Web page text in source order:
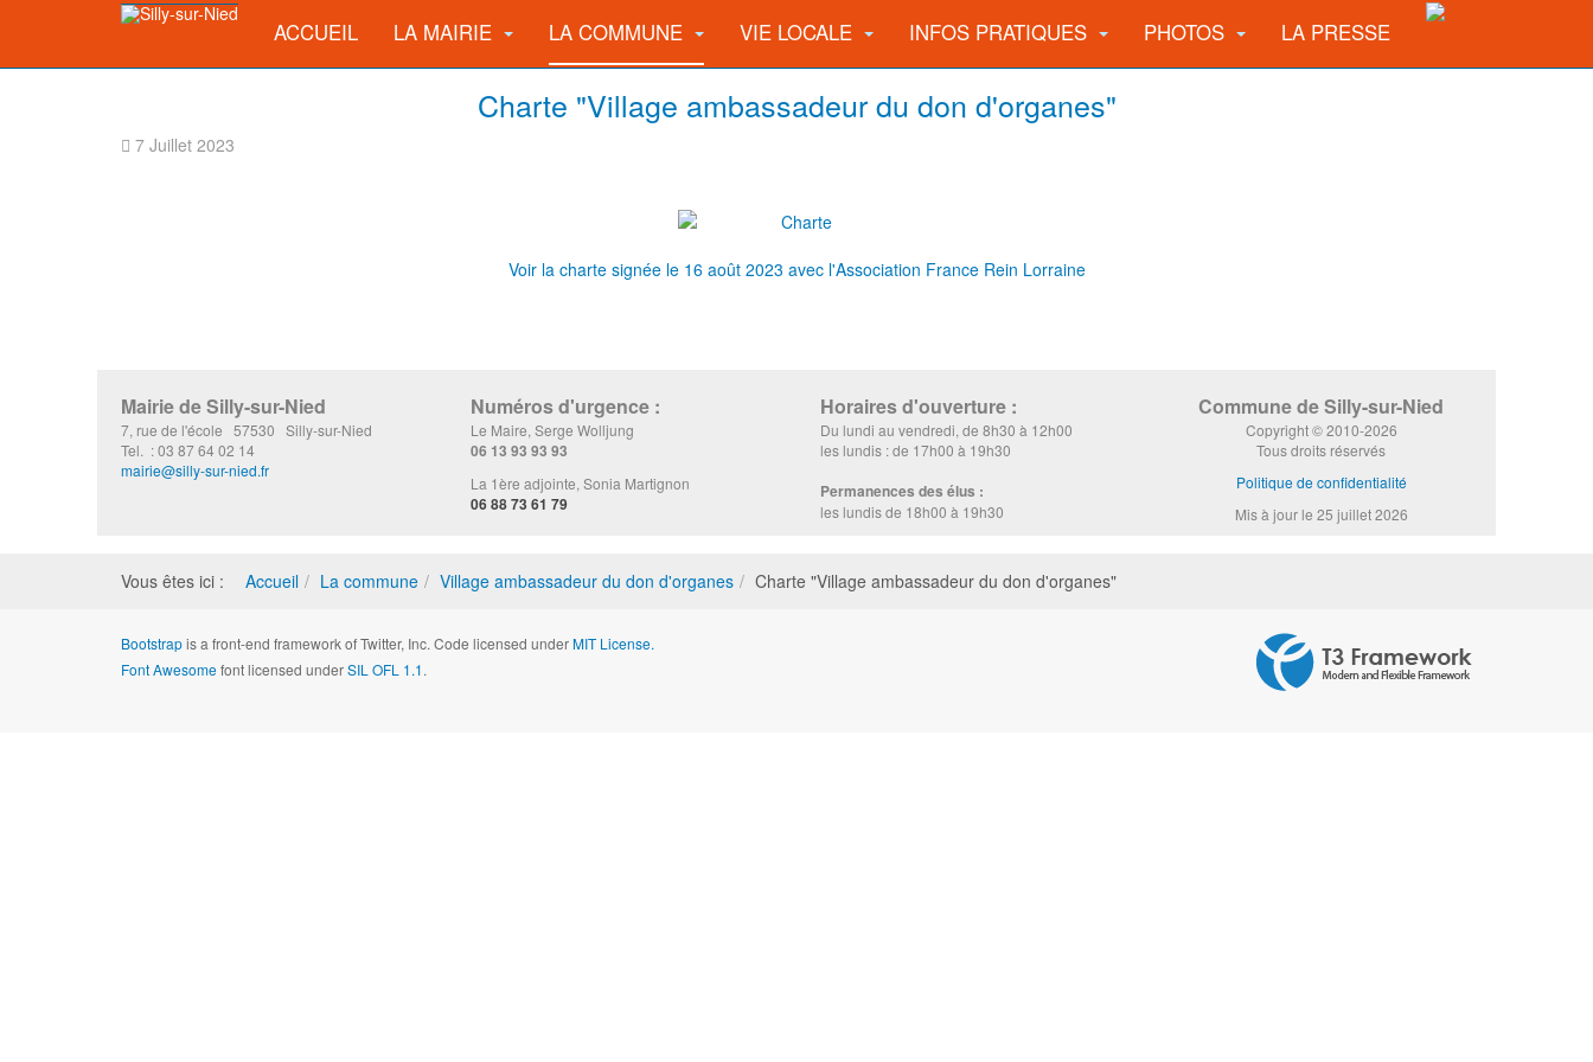
ACCUEIL LA MAIRIE LA COMMUNE VIE LOCALE INFOS PRATIQUES PHOTOS LA PRESSE
Charte "Village ambassadeur du don d'organes"
7 Juillet 2023
Voir la charte signée le 16 août 2023 avec l'Association France Rein Lorraine
Mairie de Silly-sur-Nied
7, rue de l'école 57530 Silly-sur-Nied
Tel. : 03 87 64 02 14
mairie@silly-sur-nied.fr
Numéros d'urgence :
Le Maire, Serge Wolljung
06 13 93 93 93
La 1ère adjointe, Sonia Martignon
06 88 73 61 79
Horaires d'ouverture :
Du lundi au vendredi, de 8h30 à 12h00
les lundis : de 17h00 à 19h30
Permanences des élus :
les lundis de 18h00 à 19h30
Commune de Silly-sur-Nied
Copyright © 2010-2026
Tous droits réservés
Politique de confidentialité
Mis à jour le 25 juillet 2026
Vous êtes ici : Accueil La commune Village ambassadeur du don d'organes Charte "Village ambassadeur du don d'organes"
Bootstrapis a front-end framework of Twitter, Inc. Code licensed underMIT License.
Font Awesomefont licensed underSIL OFL 1.1.